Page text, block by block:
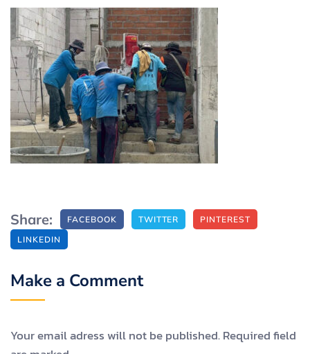
Share: FACEBOOK TWITTER
PINTEREST
LINKEDIN
Make a Comment
Your email adress will not be published. Required field